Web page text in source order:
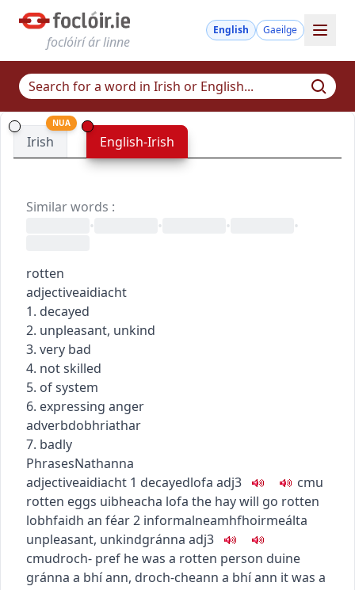
foclóirí ár linne
English Gaeilge
Irish
NUA
English-Irish
Similar words :
•
• • •
rotten
adjectiveaidiacht
1. decayed
2. unpleasant, unkind
3. very bad
4. not skilled
5. of system
6. expressing anger
adverbdobhriathar
7. badly
PhrasesNathanna
adjectiveaidiacht 1 decayedlofa adj3 cmu
rotten eggs uibheacha lofa the hay will go rotten
lobhfaidh an féar2 informalneamhfhoirmeálta
unpleasant, unkindgránna adj3
cmudroch- pref he was a rotten person duine
gránna a bhí ann, droch-cheann a bhí ann it was a